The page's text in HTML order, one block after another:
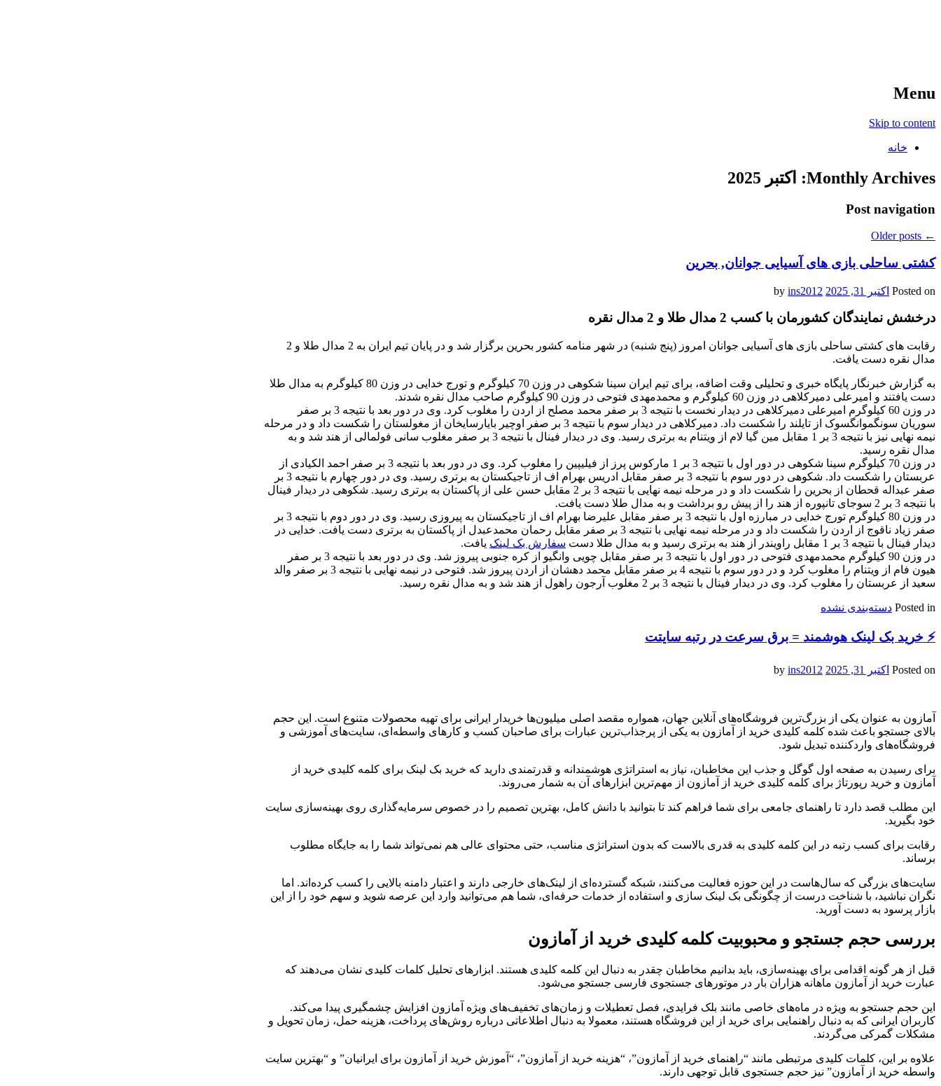
Menu
Skip to content
خانه
Monthly Archives: اکتبر 2025
Post navigation
←
کشتی ساحلی بازی های آسیایی جوانان, بحرین
Posted on اکتبر 31, 2025 ins2012
درخشش نمایندگان کشورمان با کسب 2 مدال طلا و 2 مدال نقره
رقابت های کشتی ساحلی بازی های آسیایی جوانان امروز (پنج شنبه) در شهر منامه کشور بحرین برگزار شد و در پایان تیم ایران به 2 مدال طلا و 2
مدال نقره دست یافت.
به گزارش خبرنگار پایگاه خبری و تحلیلی وقت اضافه، برای تیم ایران سینا شکوهی در وزن 70 کیلوگرم و تورج خدایی در وزن 80 کیلوگرم به مدال طلا
دست یافتند و امیرعلی دمیرکلاهی در وزن 60 کیلوگرم و محمدمهدی فتوحی در وزن 90 کیلوگرم صاحب مدال نقره شدند.
در وزن 60 کیلوگرم امیرعلی دمیرکلاهی در دیدار نخست با نتیجه 3 بر صفر محمد مصلح از اردن را مغلوب کرد. وی در دور بعد با نتیجه 3 بر صفر
سوریان سونگموانگسوک از تایلند را شکست داد. دمیرکلاهی در دیدار سوم با نتیجه 3 بر صفر اوچیر بایارسایخان از مغولستان را شکست داد و در مرحله
نیمه نهایی نیز با نتیجه 3 بر 1 مقابل مین گیا لام از ویتنام به برتری رسید. وی در دیدار فینال با نتیجه 3 بر صفر مغلوب سانی فولمالی از هند شد و به
مدال نقره رسید.
در وزن 70 کیلوگرم سینا شکوهی در دور اول با نتیجه 3 بر 1 مارکوس پرز از فیلیپین را مغلوب کرد. وی در دور بعد با نتیجه 3 بر صفر احمد الکیادی از
عربستان را شکست داد. شکوهی در دور سوم با نتیجه 3 بر صفر مقابل ادریس بهرام اف از تاجیکستان به برتری رسید. وی در دور چهارم با نتیجه 3 بر
صفر عبداله قحطان از بحرین را شکست داد و در مرحله نیمه نهایی با نتیجه 3 بر 2 مقابل حسن علی از پاکستان به برتری رسید. شکوهی در دیدار فینال
با نتیجه 3 بر 2 سوجای تانپوره از هند را از پیش رو برداشت و به مدال طلا دست یافت.
در وزن 80 کیلوگرم تورج خدایی در مبارزه اول با نتیجه 3 بر صفر مقابل علیرضا بهرام اف از تاجیکستان به پیروزی رسید. وی در دور دوم با نتیجه 3 بر
صفر زیاد ناقوج از اردن را شکست داد و در مرحله نیمه نهایی با نتیجه 3 بر صفر مقابل رحمان محمدعبدل از پاکستان به برتری دست یافت. خدایی در
دیدار فینال با نتیجه 3 بر 1 مقابل راویندر از هند به برتری رسید و به مدال طلا دست
سفارش بک لینک یافت.
در وزن 90 کیلوگرم محمدمهدی فتوحی در دور اول با نتیجه 3 بر صفر مقابل چویی وانگیو از کره جنوبی پیروز شد. وی در دور بعد با نتیجه 3 بر صفر
هیون فام از ویتنام را مغلوب کرد و در دور سوم با نتیجه 4 بر صفر مقابل محمد دهشان از اردن پیروز شد. فتوحی در نیمه نهایی با نتیجه 3 بر صفر والد
سعید از عربستان را مغلوب کرد. وی در دیدار فینال با نتیجه 3 بر 2 مغلوب آرجون راهول از هند شد و به مدال نقره رسید.
Posted in دسته‌بندی نشده
⚡ خرید بک لینک هوشمند = برق سرعت در رتبه سایتت
Posted on اکتبر 31, 2025 ins2012
آمازون به عنوان یکی از بزرگ‌ترین فروشگاه‌های آنلاین جهان، همواره مقصد اصلی میلیون‌ها خریدار ایرانی برای تهیه محصولات متنوع است. این حجم
بالای جستجو باعث شده کلمه کلیدی خرید از آمازون به یکی از پرجذاب‌ترین عبارات برای صاحبان کسب و کارهای واسطه‌ای، سایت‌های آموزشی و
فروشگاه‌های واردکننده تبدیل شود.
برای رسیدن به صفحه اول گوگل و جذب این مخاطبان، نیاز به استراتژی هوشمندانه و قدرتمندی دارید که خرید بک لینک برای کلمه کلیدی خرید از
آمازون و خرید رپورتاژ برای کلمه کلیدی خرید از آمازون از مهم‌ترین ابزارهای آن به شمار می‌روند.
این مطلب قصد دارد تا راهنمای جامعی برای شما فراهم کند تا بتوانید با دانش کامل، بهترین تصمیم را در خصوص سرمایه‌گذاری روی بهینه‌سازی سایت
خود بگیرید.
رقابت برای کسب رتبه در این کلمه کلیدی به قدری بالاست که بدون استراتژی مناسب، حتی محتوای عالی هم نمی‌تواند شما را به جایگاه مطلوب
برساند.
سایت‌های بزرگی که سال‌هاست در این حوزه فعالیت می‌کنند، شبکه گسترده‌ای از لینک‌های خارجی دارند و اعتبار دامنه بالایی را کسب کرده‌اند. اما
نگران نباشید، با شناخت درست از چگونگی بک لینک سازی و استفاده از خدمات حرفه‌ای، شما هم می‌توانید وارد این عرصه شوید و سهم خود را از این
بازار پرسود به دست آورید.
بررسی حجم جستجو و محبوبیت کلمه کلیدی خرید از آمازون
قبل از هر گونه اقدامی برای بهینه‌سازی، باید بدانیم مخاطبان چقدر به دنبال این کلمه کلیدی هستند. ابزارهای تحلیل کلمات کلیدی نشان می‌دهند که
عبارت خرید از آمازون ماهانه هزاران بار در موتورهای جستجوی فارسی جستجو می‌شود.
این حجم جستجو به ویژه در ماه‌های خاصی مانند بلک فرایدی، فصل تعطیلات و زمان‌های تخفیف‌های ویژه آمازون افزایش چشمگیری پیدا می‌کند.
کاربران ایرانی که به دنبال راهنمایی برای خرید از این فروشگاه هستند، معمولا به دنبال اطلاعاتی درباره روش‌های پرداخت، هزینه حمل، زمان تحویل و
مشکلات گمرکی می‌گردند.
علاوه بر این، کلمات کلیدی مرتبطی مانند “راهنمای خرید از آمازون”، “هزینه خرید از آمازون”، “آموزش خرید از آمازون برای ایرانیان” و “بهترین سایت
واسطه خرید از آمازون” نیز حجم جستجوی قابل توجهی دارند.